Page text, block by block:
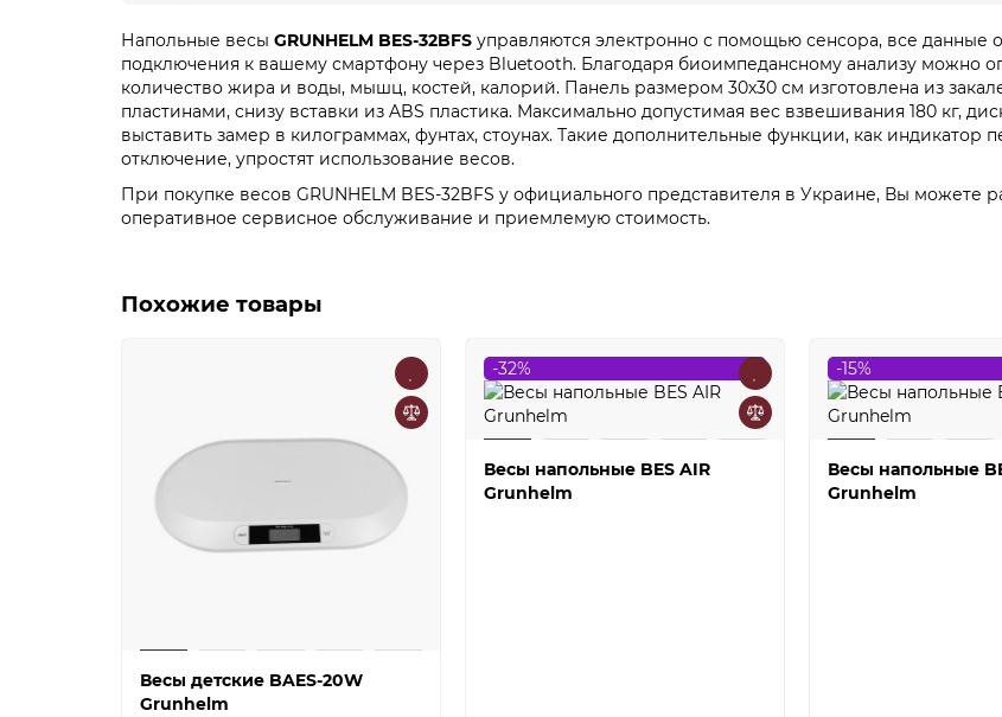
Напольные весы GRUNHELM BES-32BFS управляются электронно с помощью сенсора, все данные
подключения к вашему смартфону через Bluetooth. Благодаря биоимпедансному анализу можно
количество жира и воды, мышц, костей, калорий. Панель размером 30х30 см изготовлена ​​из
пластинами, снизу вставки из ABS пластика. Максимально допустимая вес взвешивания 180 кг,
выставить замер в килограммах, фунтах, стоунах. Такие дополнительные функции, как индикатор
отключение, упростят использование весов.
При покупке весов GRUNHELM BES-32BFS у официального представителя в Украине, Вы можете
оперативное сервисное обслуживание и приемлемую стоимость.
Похожие товары
Весы детские BAES-20W
Grunhelm
-32%
Весы напольные BES AIR
Grunhelm
-15%
Весы напольные
Grunhelm